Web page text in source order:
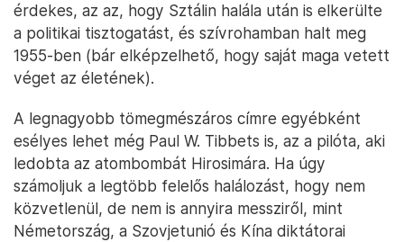
érdekes, az az, hogy Sztálin halála után is elkerülte
a politikai tisztogatást, és szívrohamban halt meg
1955-ben (bár elképzelhető, hogy saját maga vetett
véget az életének).
A legnagyobb tömegmészáros címre egyébként
esélyes lehet még Paul W. Tibbets is, az a pilóta, aki
ledobta az atombombát Hirosimára. Ha úgy
számoljuk a legtöbb felelős halálozást, hogy nem
közvetlenül, de nem is annyira messziről, mint
Németország, a Szovjetunió és Kína diktátorai